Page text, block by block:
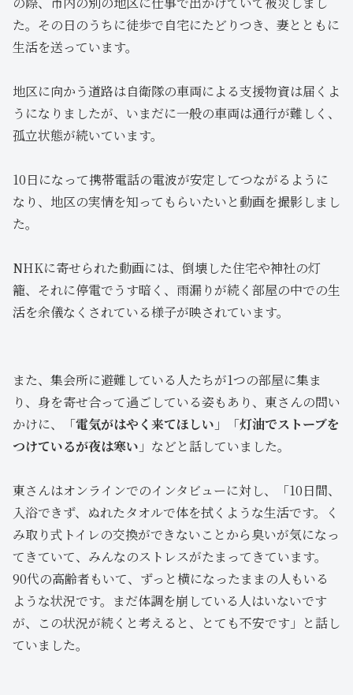
た。その日のうちに徒歩で自宅にたどりつき、妻とともに
生活を送っています。
地区に向かう道路は自衛隊の車両による支援物資は届くよ
うになりましたが、いまだに一般の車両は通行が難しく、
孤立状態が続いています。
10日になって携帯電話の電波が安定してつながるように
なり、地区の実情を知ってもらいたいと動画を撮影しまし
た。
NHKに寄せられた動画には、倒壊した住宅や神社の灯
籠、それに停電でうす暗く、雨漏りが続く部屋の中での生
活を余儀なくされている様子が映されています。
また、集会所に避難している人たちが1つの部屋に集ま
り、身を寄せ合って過ごしている姿もあり、東さんの問い
かけに、「電気がはやく来てほしい 」「灯油でストーブを
つけているが夜は寒い 」などと話していました。
東さんはオンラインでのインタビューに対し、「10日間、
入浴できず、ぬれたタオルで体を拭くような生活です。く
み取り式トイレの交換ができないことから臭いが気になっ
てきていて、みんなのストレスがたまってきています。
90代の高齢者もいて、ずっと横になったままの人もいる
ような状況です。まだ体調を崩している人はいないです
が、この状況が続くと考えると、とても不安です」と話し
ていました。